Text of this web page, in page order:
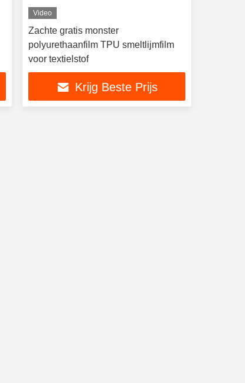
Video
Zachte gratis monster
polyurethaanfilm TPU smeltlijmfilm
voor textielstof
Krijg Beste Prijs